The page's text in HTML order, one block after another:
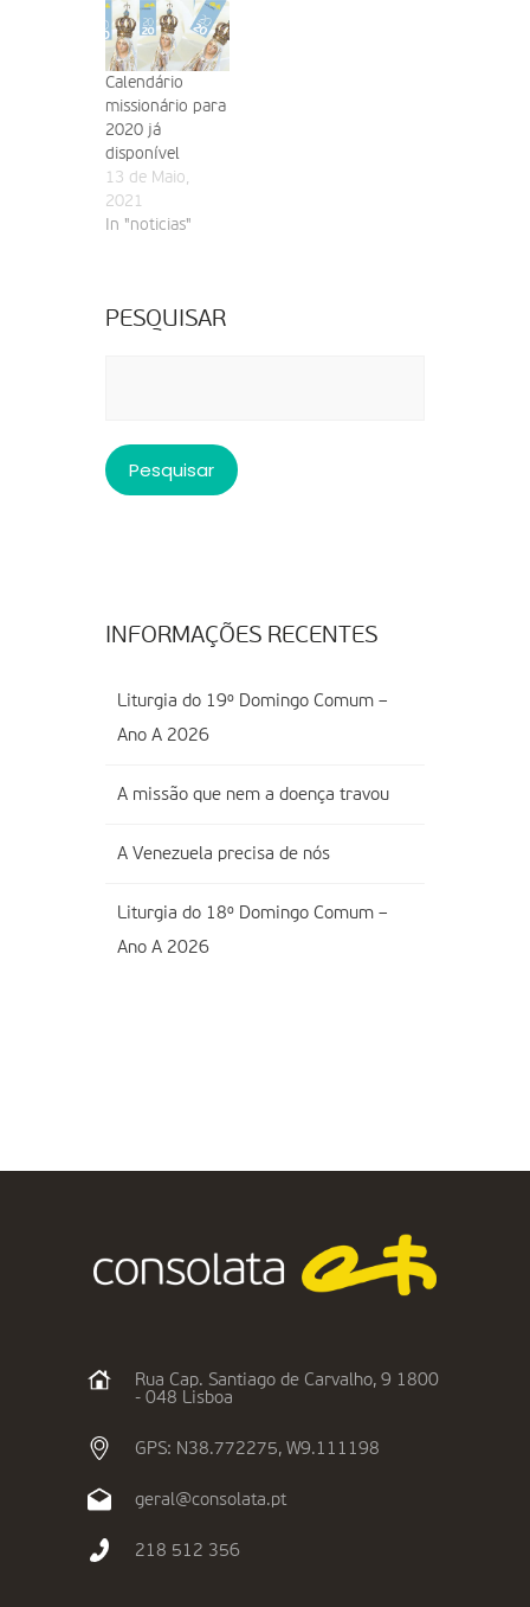
Calendário
missionário para
2020 já
disponível
13 de Maio,
2021
In "noticias"
PESQUISAR
INFORMAÇÕES RECENTES
Liturgia do 19º Domingo Comum –
Ano A 2026
A missão que nem a doença travou
A Venezuela precisa de nós
Liturgia do 18º Domingo Comum –
Ano A 2026
Rua Cap. Santiago de Carvalho, 9 1800
- 048 Lisboa
GPS: N38.772275, W9.111198
geral@consolata.pt
218 512 356